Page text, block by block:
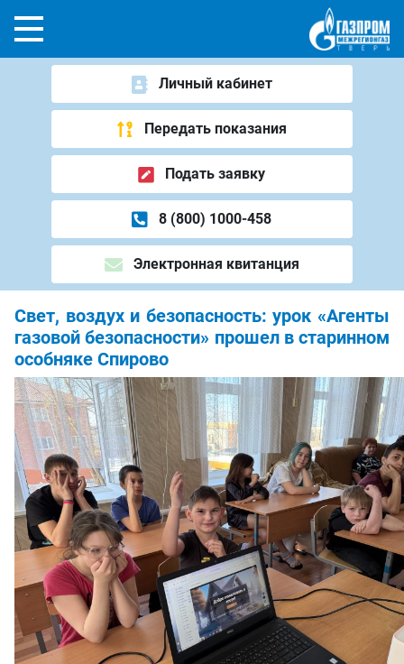
Личный кабинет
Передать показания
Подать заявку
8 (800) 1000-458
Электронная квитанция
Свет, воздух и безопасность: урок «Агенты
газовой безопасности» прошел в старинном
особняке Спирово